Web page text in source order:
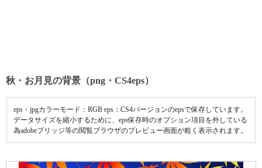
秋・お月見の背景（png・CS4eps）
eps・jpgカラーモード：RGB eps：CS4バージョンのepsで保存しています。
データサイズを縮小するために、eps保存時のオプション項目を外している
為adobeブリッジ等の閲覧ブラウザのプレビュー画面が粗く表示されます。